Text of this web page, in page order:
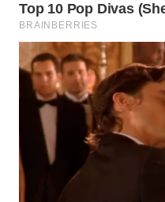
MALUT
WN
DAIRI
WN